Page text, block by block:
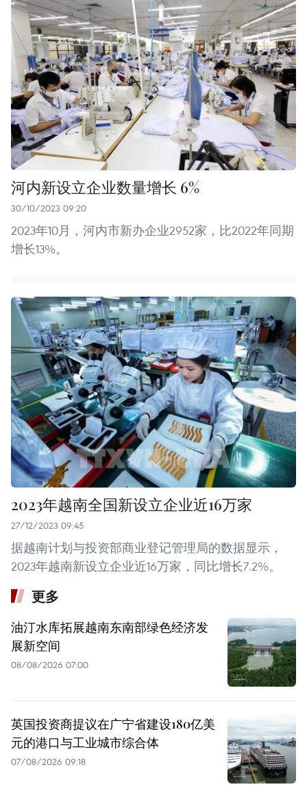
河内新设立企业数量增长 6%
30/10/2023 09:20
2023年10月，河内市新办企业2952家，比2022年同期
增长13%。
2023年越南全国新设立企业近16万家
27/12/2023 09:45
据越南计划与投资部商业登记管理局的数据显示，
2023年越南新设立企业近16万家，同比增长7.2%。
更多
油汀水库拓展越南东南部绿色经济发
展新空间
08/08/2026 07:00
英国投资商提议在广宁省建设180亿美
元的港口与工业城市综合体
07/08/2026 09:18